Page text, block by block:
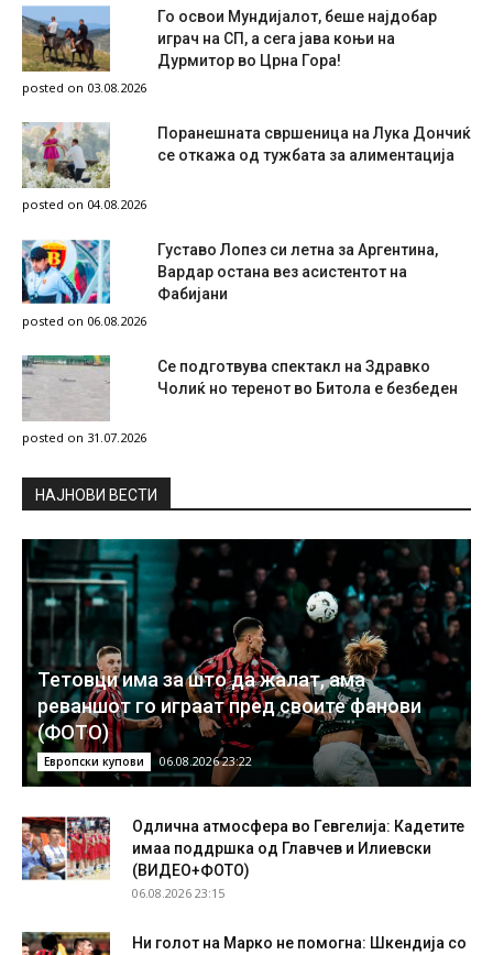
Го освои Мундијалот, беше најдобар
играч на СП, а сега јава коњи на
Дурмитор во Црна Гора!
posted on 03.08.2026
Поранешната свршеница на Лука Дончиќ
се откажа од тужбата за алиментација
posted on 04.08.2026
Густаво Лопез си летна за Аргентина,
Вардар остана вез асистентот на
Фабијани
posted on 06.08.2026
Се подготвува спектакл на Здравко
Чолиќ но теренот во Битола е безбеден
posted on 31.07.2026
НAЈНОВИ ВЕСТИ
Тетовци има за што да жалат, ама
реваншот го играат пред своите фанови
(ФОТО)
Европски купови 06.08.2026 23:22
Одлична атмосфера во Гевгелија: Кадетите
имаа поддршка од Главчев и Илиевски
(ВИДЕО+ФОТО)
06.08.2026 23:15
Ни голот на Марко не помогна: Шкендија со